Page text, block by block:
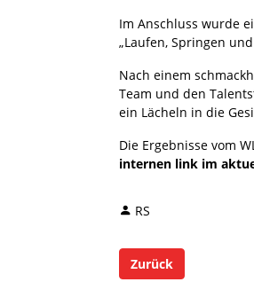
Im Anschluss wurde
„Laufen, Springen
Nach einem
Team und den
ein Lächeln in die
Die Ergebnisse vom
internen link im
RS
Zurück